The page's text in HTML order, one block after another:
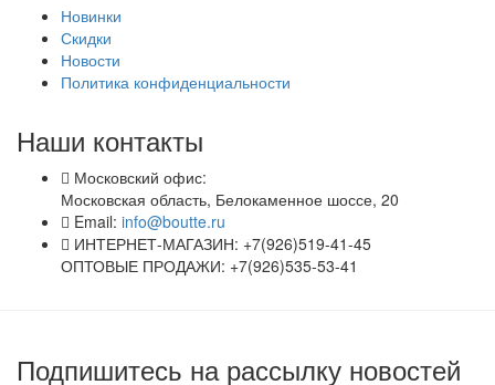
Новинки
Скидки
Новости
Политика конфиденциальности
Наши контакты
Московский офис:
Московская область, Белокаменное шоссе, 20
Email: info@boutte.ru
ИНТЕРНЕТ-МАГАЗИН: +7(926)519-41-45
ОПТОВЫЕ ПРОДАЖИ: +7(926)535-53-41
Подпишитесь на рассылку новостей